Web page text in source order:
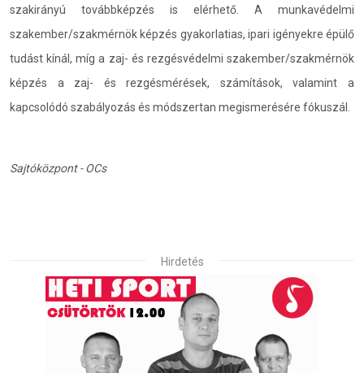
szakirányú továbbképzés is elérhető. A munkavédelmi
szakember/szakmérnök képzés gyakorlatias, ipari igényekre épülő
tudást kínál, míg a zaj- és rezgésvédelmi szakember/szakmérnök
képzés a zaj- és rezgésmérések, számítások, valamint a
kapcsolódó szabályozás és módszertan megismerésére fókuszál.
Sajtóközpont - OCs
Hirdetés